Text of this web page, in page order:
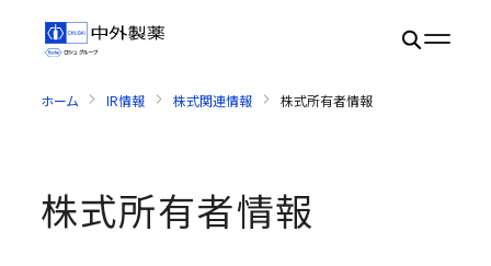
ホーム IR情報 株式関連情報 株式所有者情報
株式所有者情報